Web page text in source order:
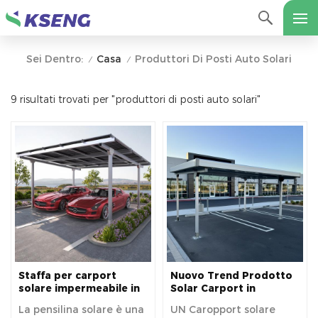
Sei Dentro: / Casa / Produttori Di Posti Auto Solari
9 risultati trovati per "produttori di posti auto solari"
Staffa per carport
solare impermeabile in
10 kW, magazzino UE
La pensilina solare è una
Nuovo Trend Prodotto
Solar Carport in
bassa manutenzione
UN Caropport solare